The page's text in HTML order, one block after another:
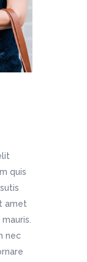
quis
amet
nec